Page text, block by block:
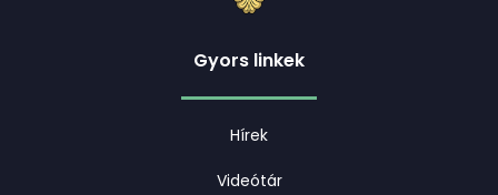
Gyors linkek
Hírek
Videótár